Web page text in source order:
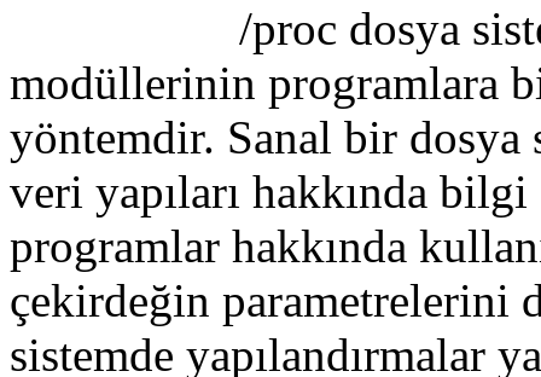
/proc dosya
modüllerinin programlara
yöntemdir. Sanal bir
veri yapıları hakkında
programlar hakkında
çekirdeğin parametrelerini
sistemde yapılandırmalar